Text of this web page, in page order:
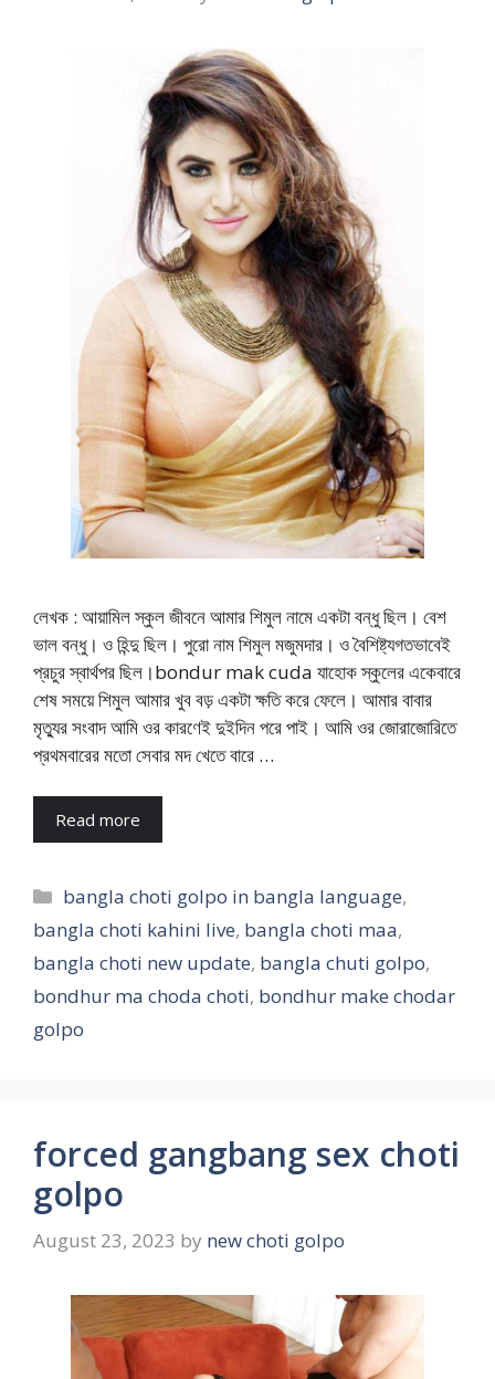
লেখক : আয়ামিল স্কুল জীবনে আমার শিমুল নামে একটা বন্ধু ছিল। বেশ
ভাল বন্ধু। ও হিন্দু ছিল। পুরো নাম শিমুল মজুমদার। ও বৈশিষ্ট্যগতভাবেই
প্রচুর স্বার্থপর ছিল।bondur mak cuda যাহোক স্কুলের একেবারে
শেষ সময়ে শিমুল আমার খুব বড় একটা ক্ষতি করে ফেলে। আমার বাবার
মৃত্যুর সংবাদ আমি ওর কারণেই দুইদিন পরে পাই। আমি ওর জোরাজোরিতে
প্রথমবারের মতো সেবার মদ খেতে বারে …
Read more
Categories
bangla choti golpo in bangla language,
bangla choti kahini live, bangla choti maa,
bangla choti new update, bangla chuti golpo,
bondhur ma choda choti, bondhur make chodar
golpo
forced gangbang sex choti
golpo
August 23, 2023 by new choti golpo